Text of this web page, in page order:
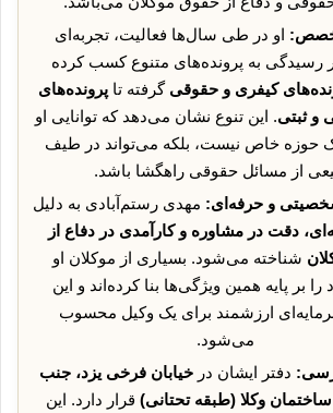
او در طی سال‌ها فعالیت، تجربه‌ای
رسیدگی به پرونده‌های متنوع کسب کرده
کیفری و حقوقی گرفته تاپرونده‌های
و ثبتی. این تنوع نشان می‌دهد که توانایی او
حوزه خاص نیست، بلکه می‌تواند در طیف
از مسائل حقوقی راهگشا باشد.
و حرفه‌ای: مهدی رستم‌آبادی به دلیل
دقت در مشاوره و کارآمدی در دفاع از
شناخته می‌شود. بسیاری از موکلان او
را بر پایه همین ویژگی‌ها بنا کرده‌اند و این
ارزشمند برای یک وکیل محسوب
می‌شود.
دفتر ایشان در خیابان فرخی یزد، جنب
وکلا (طبقه تحتانی) قرار دارد. این